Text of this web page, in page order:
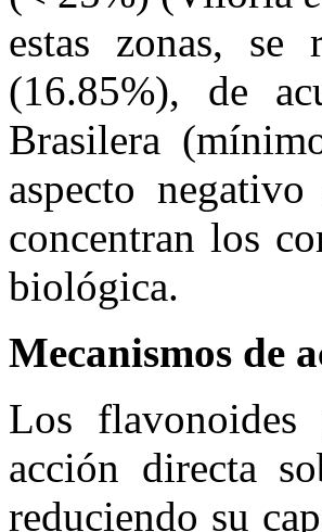
estas zonas, se
(16.85%), de
Brasilera
aspecto
concentran los
biológica.
Mecanismos de
Los flavonoides
acción directa
reduciendo su